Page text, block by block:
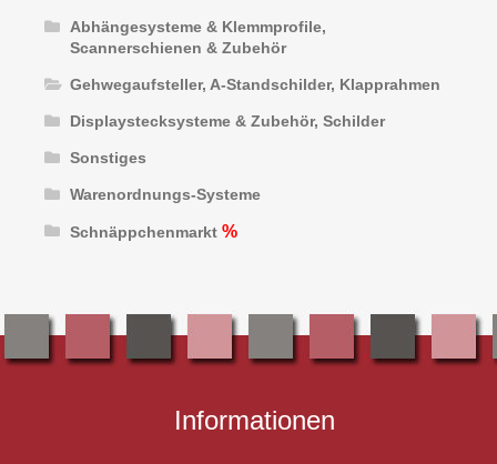
Abhängesysteme & Klemmprofile,
Scannerschienen & Zubehör
Gehwegaufsteller, A-Standschilder, Klapprahmen
Displaystecksysteme & Zubehör, Schilder
Sonstiges
Warenordnungs-Systeme
Schnäppchenmarkt
Informationen